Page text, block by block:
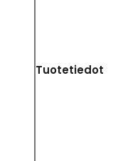
Tuotetiedot